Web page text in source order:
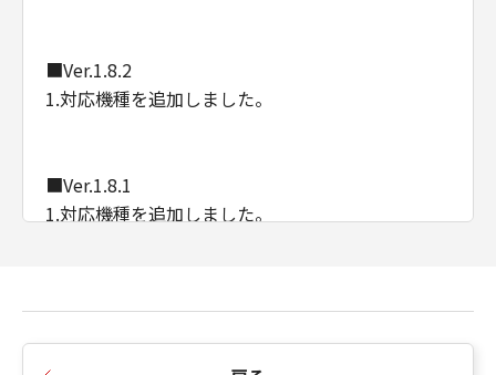
■Ver.1.8.2
1.対応機種を追加しました。
■Ver.1.8.1
1.対応機種を追加しました。